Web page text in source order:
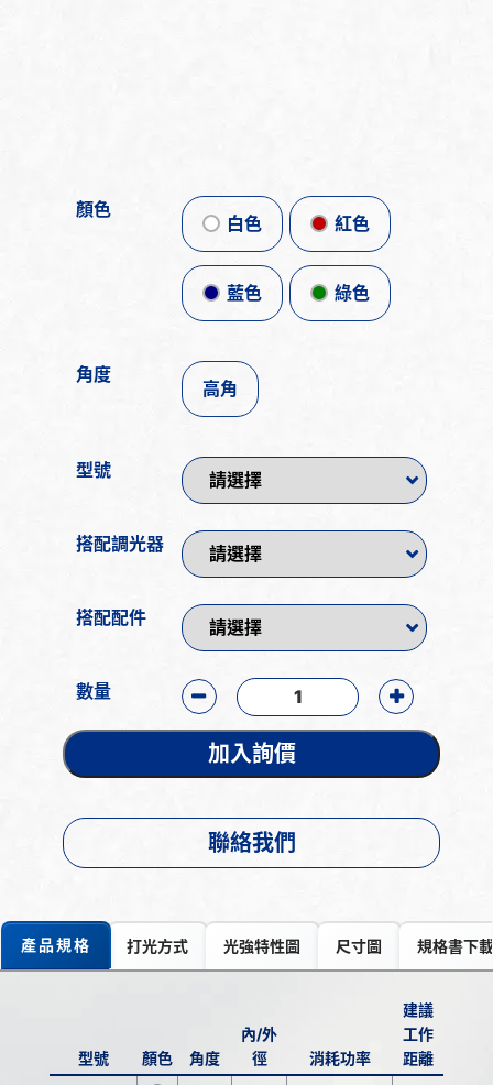
顏色
白色 紅色
藍色 綠色
角度
高角
型號
搭配調光器
搭配配件
數量
加入詢價
聯絡我們
產品規格 打光方式 光強特性圖 尺寸圖 規格書下載
型號 顏色 角度
內/外
徑
消耗功率
建議
工作
距離